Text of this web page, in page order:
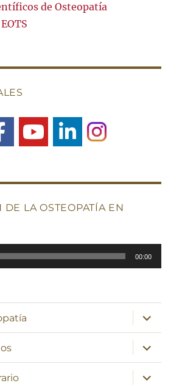
de Osteopatía
DE LA OSTEOPATÍA EN
00:00
expande
el
menú
inferior
expande
el
menú
inferior
expande